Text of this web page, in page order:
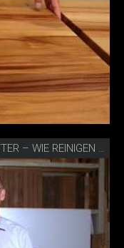
VIDEO SCHNEIDHOLZ SCHNEIDEBRETTER – WIE REINIGEN UND PFLEGEN?